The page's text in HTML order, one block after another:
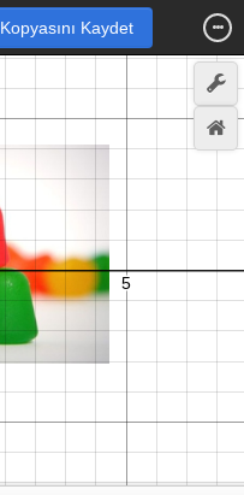
Kopyasını Kaydet